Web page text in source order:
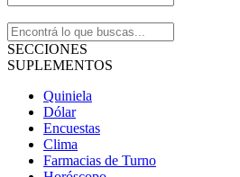
SECCIONES
SUPLEMENTOS
Quiniela
Dólar
Encuestas
Clima
Farmacias de Turno